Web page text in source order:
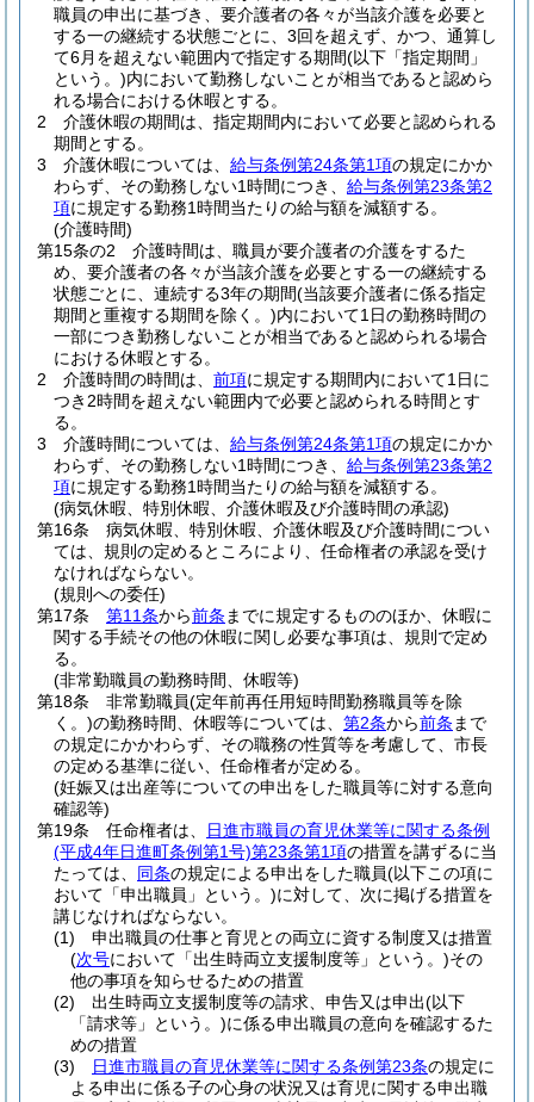
職員の申出に基づき、要介護者の各々が当該介護を必要と
する一の継続する状態ごとに、3回を超えず、かつ、通算し
て6月を超えない範囲内で指定する期間(以下「指定期間」
という。)内において勤務しないことが相当であると認めら
れる場合における休暇とする。
2
介護休暇の期間は、指定期間内において必要と認められる
期間とする。
3
介護休暇については、 給与条例第24条第1項の規定にかか
わらず、その勤務しない1時間につき、 給与条例第23条第2
項に規定する勤務1時間当たりの給与額を減額する。
(介護時間)
第15条の2
介護時間は、職員が要介護者の介護をするた
め、要介護者の各々が当該介護を必要とする一の継続する
状態ごとに、連続する3年の期間(当該要介護者に係る指定
期間と重複する期間を除く。)内において1日の勤務時間の
一部につき勤務しないことが相当であると認められる場合
における休暇とする。
2
介護時間の時間は、 前項に規定する期間内において1日に
つき2時間を超えない範囲内で必要と認められる時間とす
る。
3
介護時間については、 給与条例第24条第1項の規定にかか
わらず、その勤務しない1時間につき、 給与条例第23条第2
項に規定する勤務1時間当たりの給与額を減額する。
(病気休暇、特別休暇、介護休暇及び介護時間の承認)
第16条
病気休暇、特別休暇、介護休暇及び介護時間につい
ては、規則の定めるところにより、任命権者の承認を受け
なければならない。
(規則への委任)
第17条
第11条から前条 までに規定するもののほか、休暇に
関する手続その他の休暇に関し必要な事項は、規則で定め
る。
(非常勤職員の勤務時間、休暇等)
第18条
非常勤職員(定年前再任用短時間勤務職員等を除
く。)の勤務時間、休暇等については、 第2条から前条 まで
の規定にかかわらず、その職務の性質等を考慮して、市長
の定める基準に従い、任命権者が定める。
(妊娠又は出産等についての申出をした職員等に対する意向
確認等)
第19条
任命権者は、
日進市職員の育児休業等に関する条例
(平成4年日進町条例第1号)第23条第1項の措置を講ずるに当
たっては、 同条の規定による申出をした職員(以下この項に
おいて「申出職員」という。)に対して、次に掲げる措置を
講じなければならない。
(1)
申出職員の仕事と育児との両立に資する制度又は措置
(次号において「出生時両立支援制度等」という。)その
他の事項を知らせるための措置
(2)
出生時両立支援制度等の請求、申告又は申出(以下
「請求等」という。)に係る申出職員の意向を確認するた
めの措置
(3)
日進市職員の育児休業等に関する条例第23条の規定に
よる申出に係る子の心身の状況又は育児に関する申出職